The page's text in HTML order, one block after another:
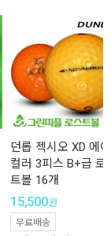
던롭 젝시오 XD 에
컬러 3피스 B+급 로
트볼 16개
15,500원
무료배송